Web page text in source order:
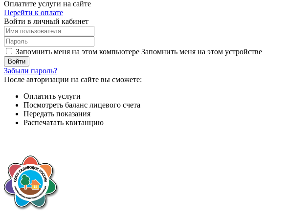
Оплатите услуги на сайте
Перейти к оплате
Войти в личный кабинет
Запомнить меня на этом компьютере Запомнить меня на этом устройстве
Забыли пароль?
После авторизации на сайте вы сможете:
Оплатить услуги
Посмотреть баланс лицевого счета
Передать показания
Распечатать квитанцию